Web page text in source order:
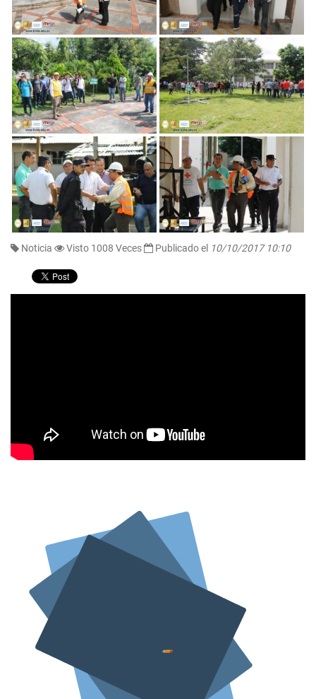
Noticia Visto 1008 Veces Publicado el 10/10/2017 10:10